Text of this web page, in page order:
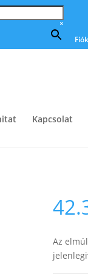
×
Kapcsolat
Az